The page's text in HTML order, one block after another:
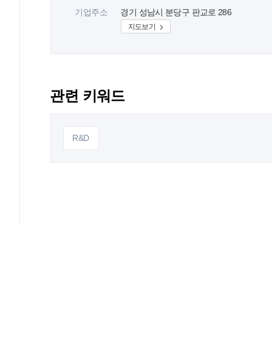
기업주소
경기 성남시 분당구 판교로 286
지도보기
관련 키워드
R&D